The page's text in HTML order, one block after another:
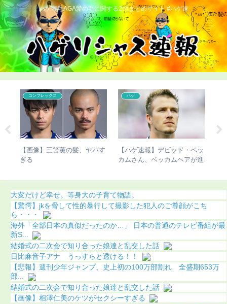
ハゲ薄毛AGA髪の毛に関する2chまとめサイト #ハゲ速
】デビッド・ベッ
ベッカムヘアが進
こどおじ・ニート
【チビ速報】骨延長失敗で脚
切断のこびさん、お気持ち表
【ハゲ速報】市原
また髪の毛がなく
大変だけど幸せ。等身大の子育て物語。
【驚愕】jkを脅して性的暴行して撮影した犯人のご尊顔がこち
ら・・・
海外「全部日本の真似だったのか…」 日本の普通のテレビ番組が最
新S...
結婚式の二次会で知り合った娘達と乱交した話
日比麻音子アナ うっすらと透ける！！
【悲報】週刊少年ジャンプ、史上初の100万部割れ 全盛期653万
部...
結婚式の二次会で知り合った娘達と乱交した話
【画像】相澤仁美のケツがセクシーすぎる